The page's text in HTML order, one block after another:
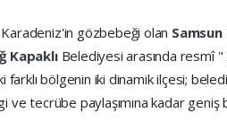
gözbebeği olan
Kapaklı Belediyesi arasında resmî "
farklı bölgenin iki dinamik ilçesi;
tecrübe paylaşımına kadar